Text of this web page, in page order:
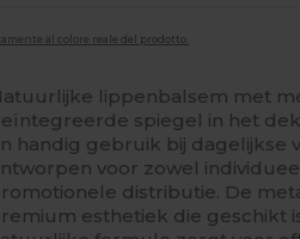
al colore reale del prodotto.
lippenbalsem met
spiegel in het
handig gebruik bij dagelijkse
voor zowel
distributie. De
esthetiek die geschikt